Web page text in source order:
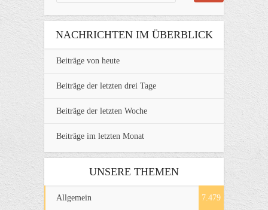
NACHRICHTEN IM ÜBERBLICK
Beiträge von heute
Beiträge der letzten drei Tage
Beiträge der letzten Woche
Beiträge im letzten Monat
UNSERE THEMEN
Allgemein 7.479